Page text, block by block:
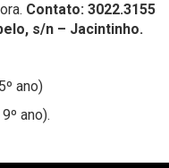
Contato: 3022.3155
s/n – Jacintinho.
ano)
ano).